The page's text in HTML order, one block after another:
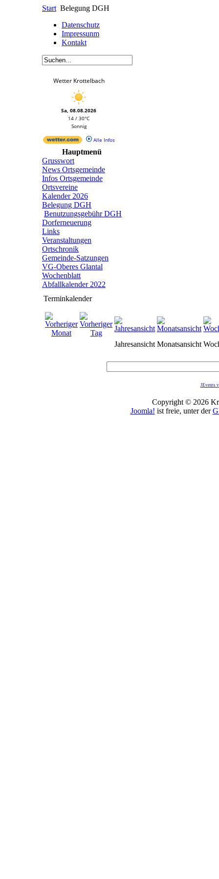
Start Belegung DGH
Datenschutz
Impressunm
Kontakt
Wetter Krottelbach
Sa, 08.08.2026
14 / 30°C
Sonnig
Alle Infos
Hauptmenü
Grusswort
News Ortsgemeinde
Infos Ortsgemeinde
Ortsvereine
Kalender 2026
Belegung DGH
Benutzungsgebühr DGH
Dorferneuerung
Links
Veranstaltungen
Ortschronik
Gemeinde-Satzungen
VG-Oberes Glantal
Wochenblatt
Abfallkalender 2022
Terminkalender
Jahresansicht Monatsansicht
JEvents
Copyright © 2026
Joomla! ist freie, unter der